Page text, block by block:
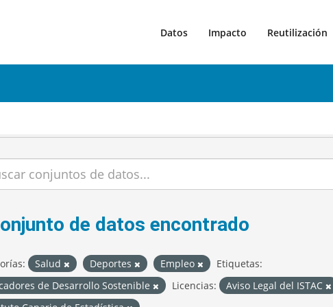
Datos Impacto Reutilización
de datos encontrado
Salud Deportes Empleo
Etiquetas:
de Desarrollo Sostenible
Licencias: Aviso Legal del ISTAC